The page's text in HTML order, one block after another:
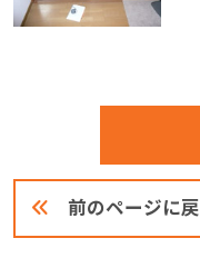
前のページに